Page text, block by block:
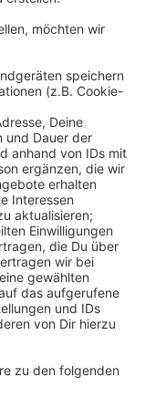
Ärzten der
in der
haben
Im Einsatz
und in
Semestern
in
auf Intensiv-